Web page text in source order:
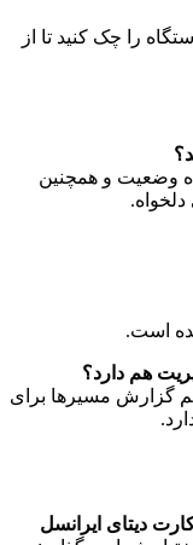
را چک کنید تا از
وضعیت و همچنین
است.
هم دارد؟
گزارش مسیرها برای
دیتای ایرانسل